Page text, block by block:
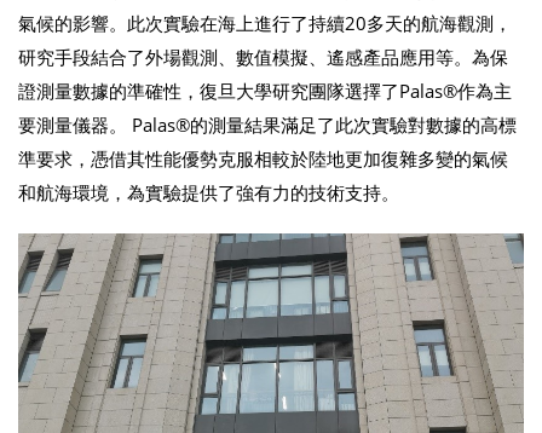
氣候的影響。此次實驗在海上進行了持續20多天的航海觀測，
研究手段結合了外場觀測、數值模擬、遙感產品應用等。為保
證測量數據的準確性，復旦大學研究團隊選擇了Palas®作為主
要測量儀器。 Palas®的測量結果滿足了此次實驗對數據的高標
準要求，憑借其性能優勢克服相較於陸地更加復雜多變的氣候
和航海環境，為實驗提供了強有力的技術支持。